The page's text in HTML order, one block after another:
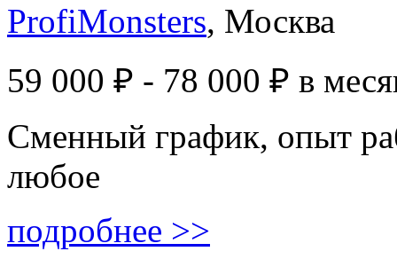
ProfiMonsters, Москва
59 000 ₽ - 78 000 ₽ в
Сменный график, опыт
любое
подробнее >>